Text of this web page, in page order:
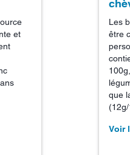
et
Les
être
que
Voir